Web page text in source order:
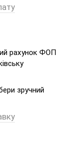
рахунок ФОП
зручний